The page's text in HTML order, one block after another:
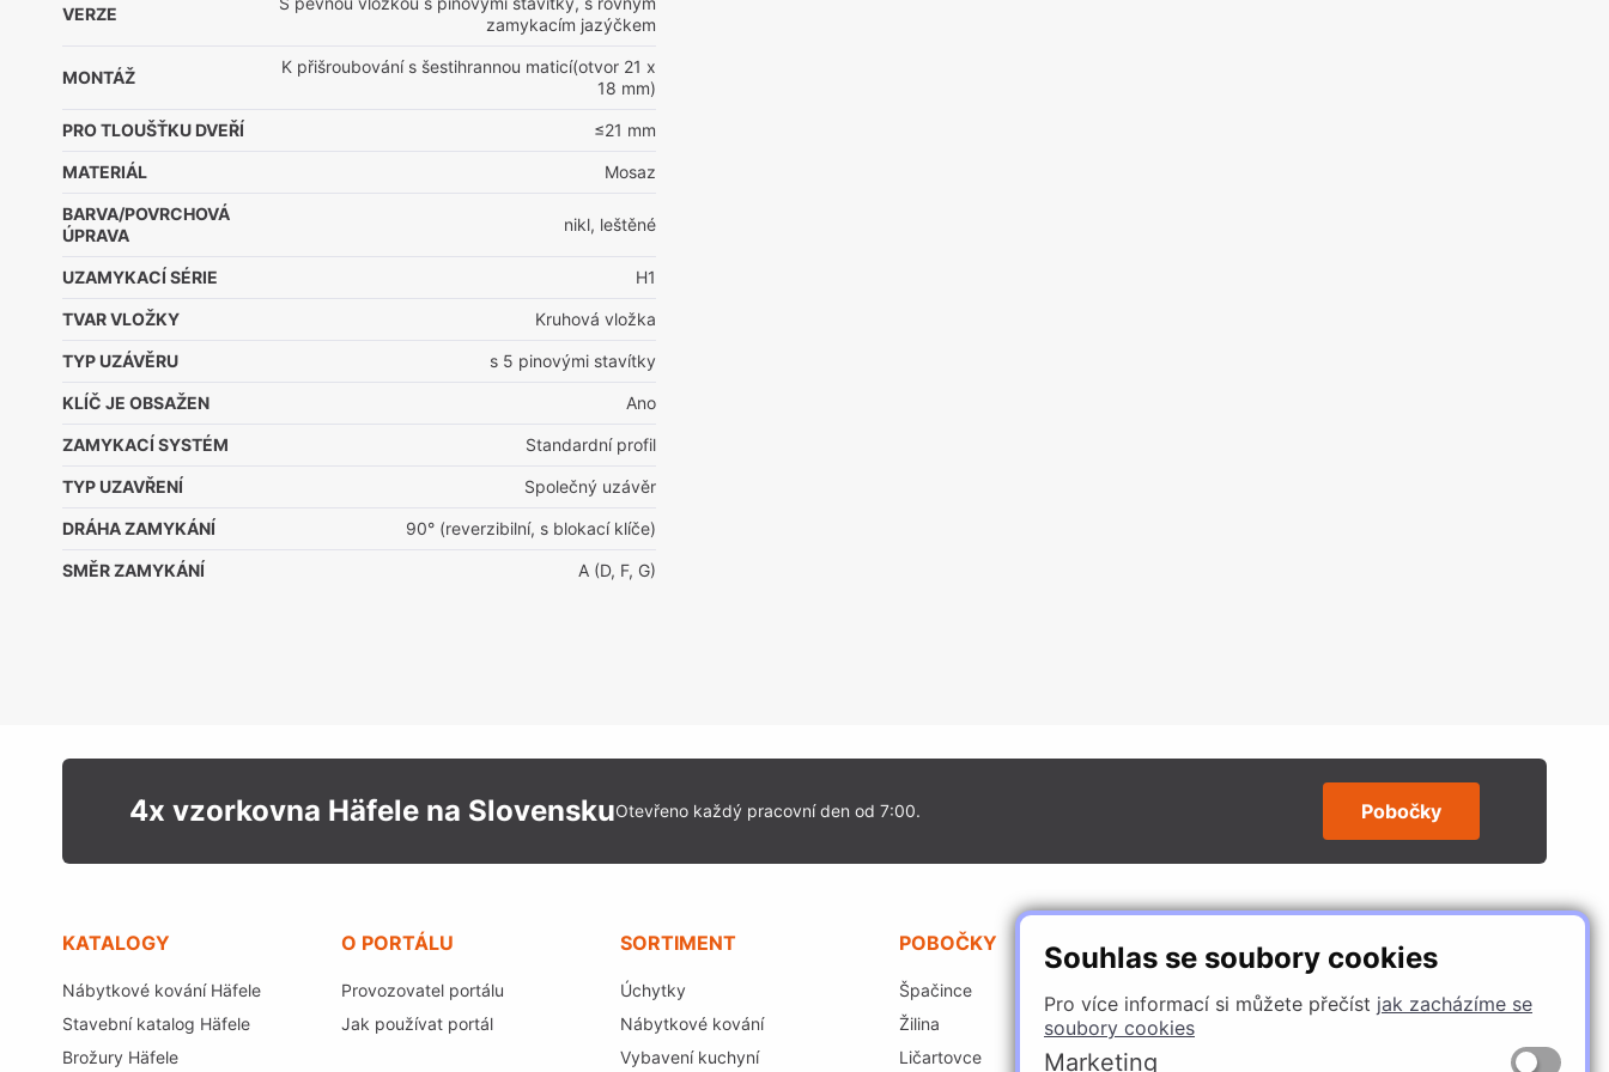
Souhlas se soubory cookies
Pro více informací si můžete přečíst jak zacházíme se
soubory cookies
Marketing
VERZE
zamykacím jazýčkem
MONTÁŽ
K přišroubování s šestihrannou maticí(otvor 21 x
18 mm)
PRO TLOUŠŤKU DVEŘÍ ≤21 mm
MATERIÁL Mosaz
BARVA/POVRCHOVÁ
ÚPRAVA
nikl, leštěné
UZAMYKACÍ SÉRIE H1
TVAR VLOŽKY Kruhová vložka
TYP UZÁVĚRU s 5 pinovými stavítky
KLÍČ JE OBSAŽEN Ano
ZAMYKACÍ SYSTÉM Standardní profil
TYP UZAVŘENÍ Společný uzávěr
DRÁHA ZAMYKÁNÍ 90° (reverzibilní, s blokací klíče)
SMĚR ZAMYKÁNÍ A (D, F, G)
4x vzorkovna Häfele na SlovenskuOtevřeno každý pracovní den od 7:00. Pobočky
KATALOGY
Nábytkové kování Häfele
Stavební katalog Häfele
Brožury Häfele
O PORTÁLU
Provozovatel portálu
Jak používat portál
SORTIMENT
Úchytky
Nábytkové kování
Vybavení kuchyní
POBOČKY
Špačince
Žilina
Ličartovce
SLEDUJTE NÁS